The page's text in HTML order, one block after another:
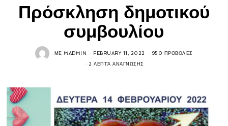
Πρόσκληση δημοτικού
συμβουλίου
ΜΕMADMIN FEBRUARY 11, 2022 950 ΠΡΟΒΟΛΈΣ
2 ΛΕΠΤΆ ΑΝΆΓΝΩΣΗΣ